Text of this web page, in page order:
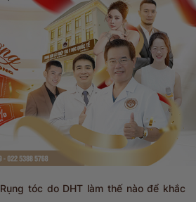
Rụng tóc do DHT làm thế nào để khắc